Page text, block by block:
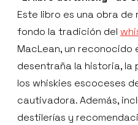
Este libro es una obra
fondo la tradición del
MacLean, un
desentraña la historia, la
los whiskies escoceses
cautivadora. Además,
destilerías y